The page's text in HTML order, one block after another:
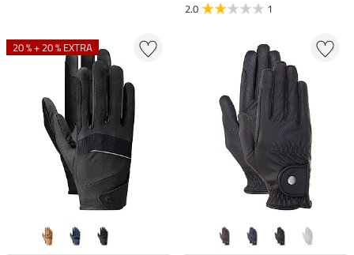
2.0
1
20 % + 20 % EXTRA